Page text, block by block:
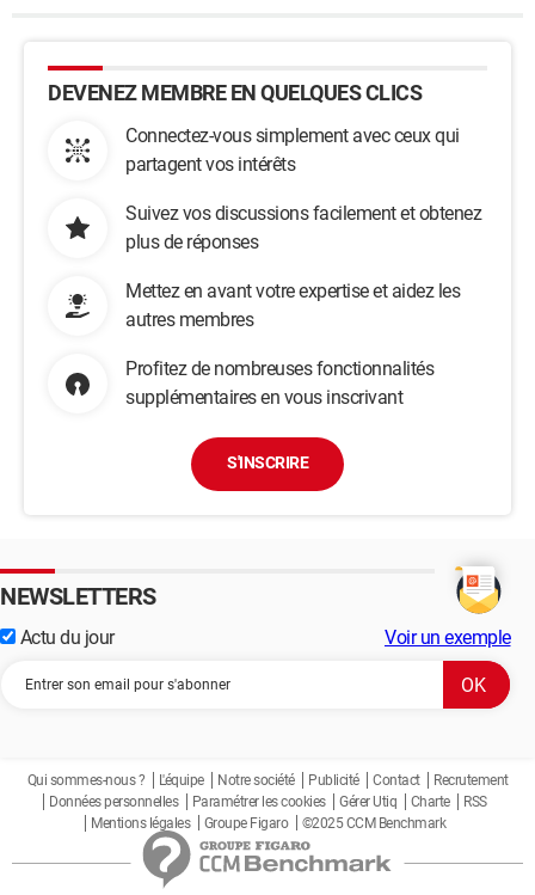
DEVENEZ MEMBRE EN QUELQUES CLICS
Connectez-vous simplement avec ceux qui
partagent vos intérêts
Suivez vos discussions facilement et obtenez
plus de réponses
Mettez en avant votre expertise et aidez les
autres membres
Profitez de nombreuses fonctionnalités
supplémentaires en vous inscrivant
S'INSCRIRE
NEWSLETTERS
Actu du jour Voir un exemple
Qui sommes-nous ? L'équipe Notre société Publicité Contact
Recrutement
Données personnelles
Paramétrer les cookies Gérer Utiq Charte
RSS
Mentions légales
Groupe Figaro ©2025 CCM Benchmark